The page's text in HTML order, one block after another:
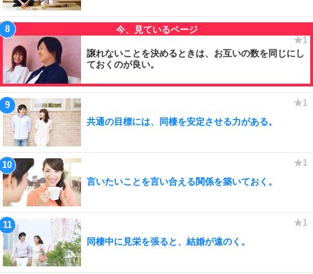
譲れないことを決めるときは、お互いの数を同じにし
ておくのが良い。
共通の目標には、同棲を安定させる力がある。
言いたいことを言い合える関係を築いておく。
同棲中に見栄を張ると、結婚が遠のく。